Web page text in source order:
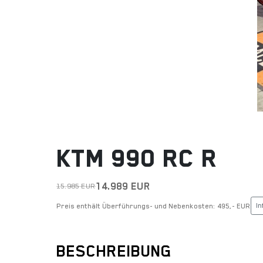
KTM 990 RC R
15.985 EUR14.989 EUR
Preis enthält Überführungs- und Nebenkosten: 495,- EUR
BESCHREIBUNG